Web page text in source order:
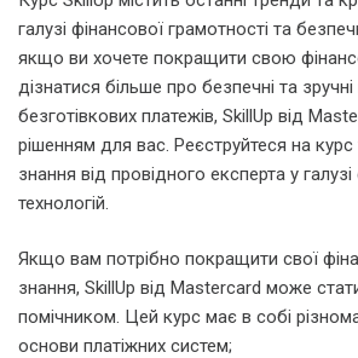
галузі фінансової грамотності та
якщо ви хочете покращити свою
дізнатися більше про безпечні та
безготівкових платежів, SkillUp від
рішенням для вас. Реєструйтеся на курс
знання від провідного експерта у
технологій.
Якщо вам потрібно покращити свої
знання, SkillUp від Mastercard може
помічником. Цей курс має в собі
основи платіжних систем;